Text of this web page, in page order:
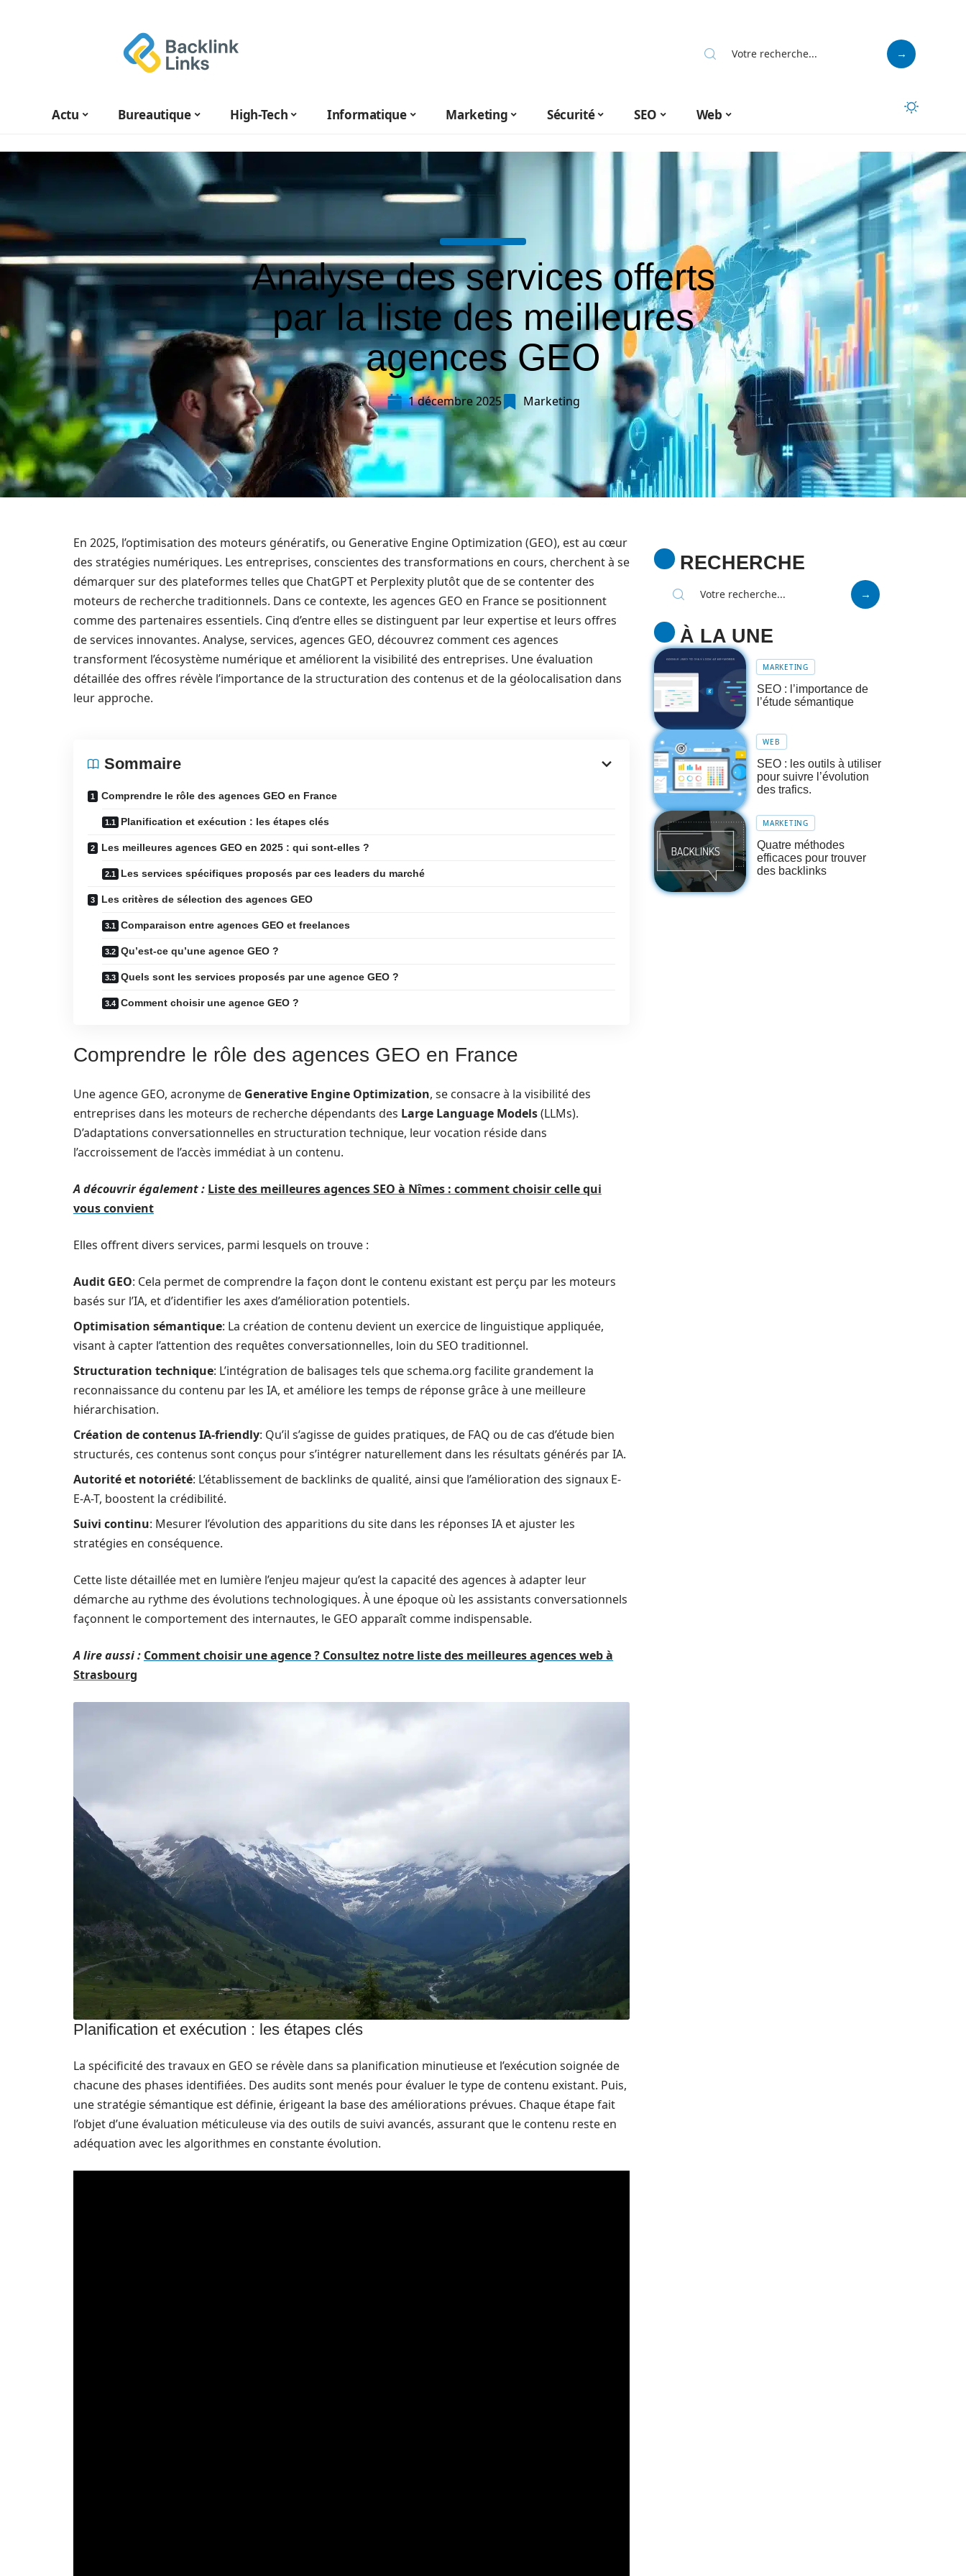
Actu Bureautique High-Tech Informatique Marketing Sécurité SEO Web
Analyse des services offerts
par la liste des meilleures
agences GEO
1 décembre 2025 Marketing
En 2025, l’optimisation des moteurs génératifs, ou Generative Engine Optimization (GEO), est au cœur
des stratégies numériques. Les entreprises, conscientes des transformations en cours, cherchent à se
démarquer sur des plateformes telles que ChatGPT et Perplexity plutôt que de se contenter des
moteurs de recherche traditionnels. Dans ce contexte, les agences GEO en France se positionnent
comme des partenaires essentiels. Cinq d’entre elles se distinguent par leur expertise et leurs offres
de services innovantes. Analyse, services, agences GEO, découvrez comment ces agences
transforment l’écosystème numérique et améliorent la visibilité des entreprises. Une évaluation
détaillée des offres révèle l’importance de la structuration des contenus et de la géolocalisation dans
leur approche.
Sommaire
Comprendre le rôle des agences GEO en France
Planification et exécution : les étapes clés
Les meilleures agences GEO en 2025 : qui sont-elles ?
Les services spécifiques proposés par ces leaders du marché
Les critères de sélection des agences GEO
Comparaison entre agences GEO et freelances
Qu’est-ce qu’une agence GEO ?
Quels sont les services proposés par une agence GEO ?
Comment choisir une agence GEO ?
Comprendre le rôle des agences GEO en France
Une agence GEO, acronyme de Generative Engine Optimization, se consacre à la visibilité des
entreprises dans les moteurs de recherche dépendants des Large Language Models(LLMs).
D’adaptations conversationnelles en structuration technique, leur vocation réside dans
l’accroissement de l’accès immédiat à un contenu.
A découvrir également : Liste des meilleures agences SEO à Nîmes : comment choisir celle qui
vous convient
Elles offrent divers services, parmi lesquels on trouve :
Audit GEO: Cela permet de comprendre la façon dont le contenu existant est perçu par les moteurs
basés sur l’IA, et d’identifier les axes d’amélioration potentiels.
Optimisation sémantique: La création de contenu devient un exercice de linguistique appliquée,
visant à capter l’attention des requêtes conversationnelles, loin du SEO traditionnel.
Structuration technique: L’intégration de balisages tels que schema.org facilite grandement la
reconnaissance du contenu par les IA, et améliore les temps de réponse grâce à une meilleure
hiérarchisation.
Création de contenus IA-friendly: Qu’il s’agisse de guides pratiques, de FAQ ou de cas d’étude bien
structurés, ces contenus sont conçus pour s’intégrer naturellement dans les résultats générés par IA.
Autorité et notoriété: L’établissement de backlinks de qualité, ainsi que l’amélioration des signaux E-
E-A-T, boostent la crédibilité.
Suivi continu: Mesurer l’évolution des apparitions du site dans les réponses IA et ajuster les
stratégies en conséquence.
Cette liste détaillée met en lumière l’enjeu majeur qu’est la capacité des agences à adapter leur
démarche au rythme des évolutions technologiques. À une époque où les assistants conversationnels
façonnent le comportement des internautes, le GEO apparaît comme indispensable.
A lire aussi : Comment choisir une agence ? Consultez notre liste des meilleures agences web à
Strasbourg
Planification et exécution : les étapes clés
La spécificité des travaux en GEO se révèle dans sa planification minutieuse et l’exécution soignée de
chacune des phases identifiées. Des audits sont menés pour évaluer le type de contenu existant. Puis,
une stratégie sémantique est définie, érigeant la base des améliorations prévues. Chaque étape fait
l’objet d’une évaluation méticuleuse via des outils de suivi avancés, assurant que le contenu reste en
adéquation avec les algorithmes en constante évolution.
RECHERCHE
À LA UNE
MARKETING
SEO : l’importance de
l’étude sémantique
WEB
SEO : les outils à utiliser
pour suivre l’évolution
des trafics.
MARKETING
Quatre méthodes
efficaces pour trouver
des backlinks